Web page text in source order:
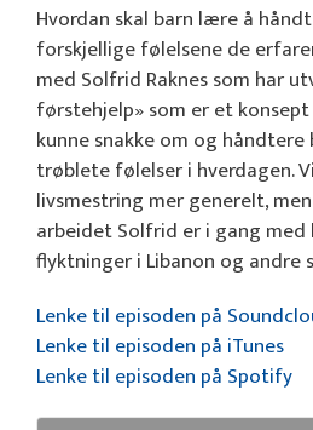
Hvordan skal barn lære å
forskjellige følelsene de
med Solfrid Raknes som har
førstehjelp» som er et
kunne snakke om og
trøblete følelser i hverdagen.
livsmestring mer generelt,
arbeidet Solfrid er i gang med
flyktninger i Libanon og andre
Lenke til episoden på
Lenke til episoden på iTunes
Lenke til episoden på Spotify